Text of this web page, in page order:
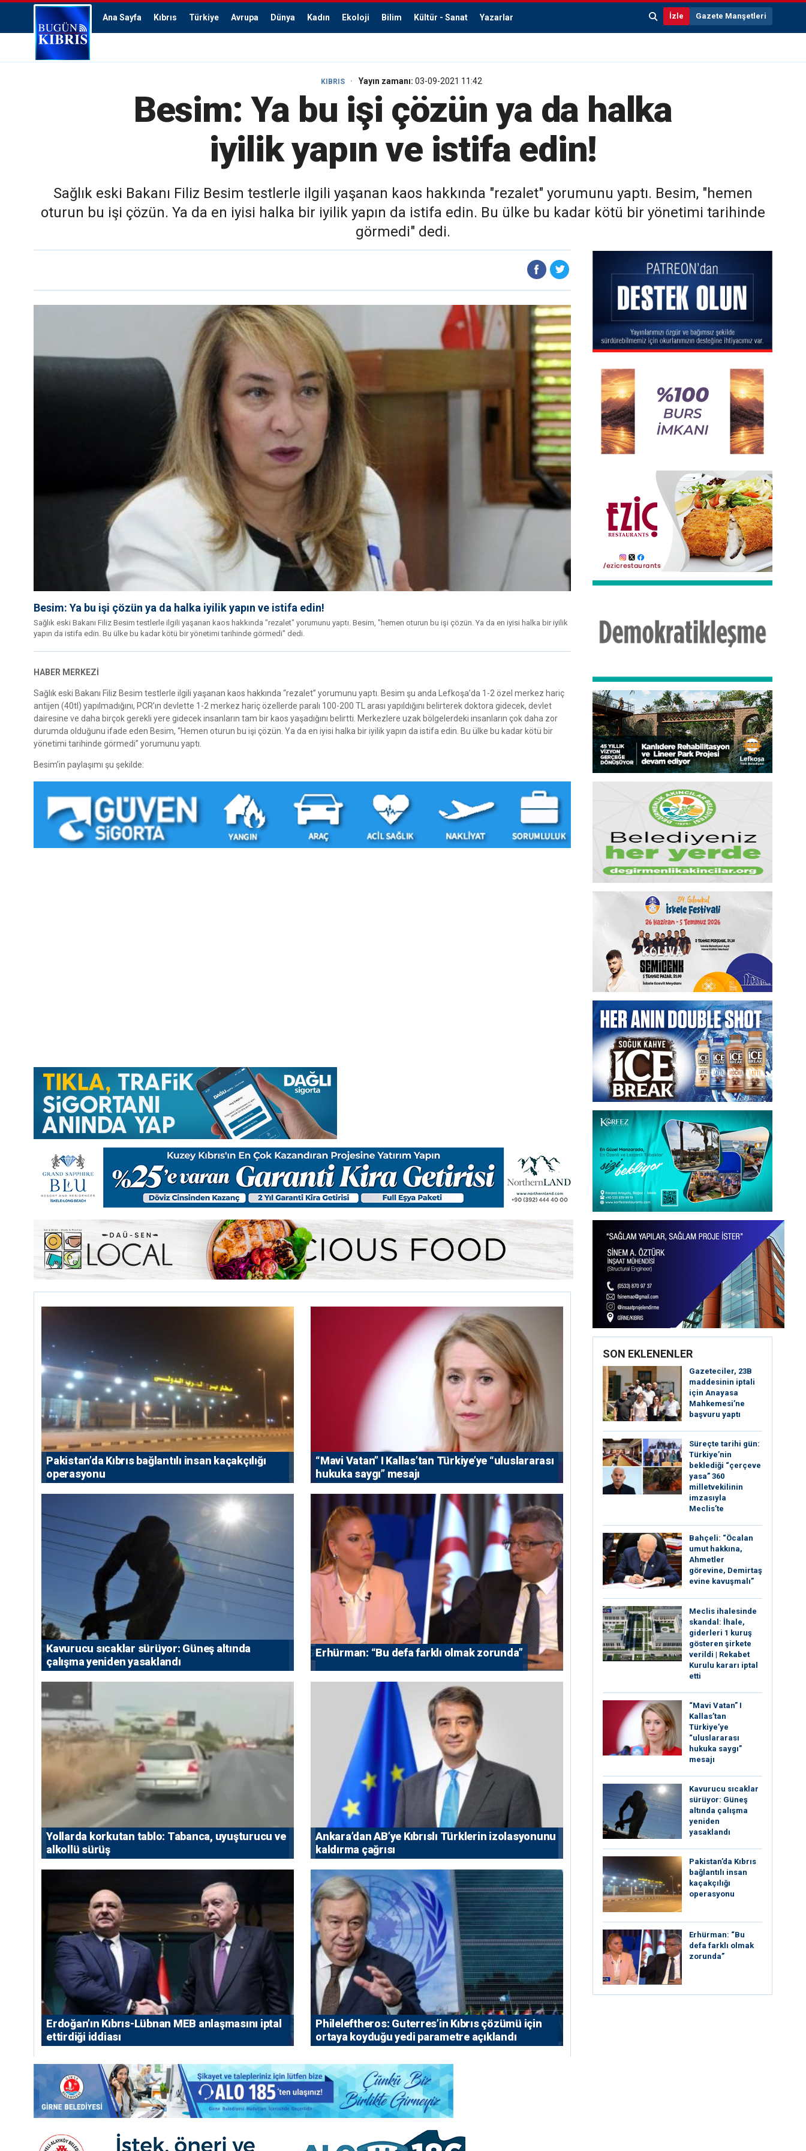
Ana Sayfa Kıbrıs Türkiye Avrupa Dünya Kadın Ekoloji Bilim Kültür - Sanat Yazarlar İzle Gazete Manşetleri
KIBRIS Yayın zamanı: 03-09-2021 11:42
Besim: Ya bu işi çözün ya da halka
iyilik yapın ve istifa edin!
Sağlık eski Bakanı Filiz Besim testlerle ilgili yaşanan kaos hakkında "rezalet" yorumunu yaptı. Besim, "hemen
oturun bu işi çözün. Ya da en iyisi halka bir iyilik yapın da istifa edin. Bu ülke bu kadar kötü bir yönetimi tarihinde
görmedi" dedi.
Besim: Ya bu işi çözün ya da halka iyilik yapın ve istifa edin!
Sağlık eski Bakanı Filiz Besim testlerle ilgili yaşanan kaos hakkında "rezalet" yorumunu yaptı. Besim, "hemen oturun bu işi çözün. Ya da en iyisi halka bir iyilik
yapın da istifa edin. Bu ülke bu kadar kötü bir yönetimi tarihinde görmedi" dedi.
HABER MERKEZİ
Sağlık eski Bakanı Filiz Besim testlerle ilgili yaşanan kaos hakkında “rezalet” yorumunu yaptı. Besim şu anda Lefkoşa’da 1-2 özel merkez hariç
antijen (40tl) yapılmadığını, PCR’ın devlette 1-2 merkez hariç özellerde paralı 100-200 TL arası yapıldığını belirterek doktora gidecek, devlet
dairesine ve daha birçok gerekli yere gidecek insanların tam bir kaos yaşadığını belirtti. Merkezlere uzak bölgelerdeki insanların çok daha zor
durumda olduğunu ifade eden Besim, “Hemen oturun bu işi çözün. Ya da en iyisi halka bir iyilik yapın da istifa edin. Bu ülke bu kadar kötü bir
yönetimi tarihinde görmedi” yorumunu yaptı.
Besim’in paylaşımı şu şekilde:
Pakistan’da Kıbrıs bağlantılı insan kaçakçılığı
operasyonu
“Mavi Vatan” I Kallas’tan Türkiye’ye “uluslararası
hukuka saygı” mesajı
Kavurucu sıcaklar sürüyor: Güneş altında
çalışma yeniden yasaklandı
Erhürman: “Bu defa farklı olmak zorunda”
Yollarda korkutan tablo: Tabanca, uyuşturucu ve
alkollü sürüş
Ankara’dan AB’ye Kıbrıslı Türklerin izolasyonunu
kaldırma çağrısı
Erdoğan’ın Kıbrıs-Lübnan MEB anlaşmasını iptal
ettirdiği iddiası
Phileleftheros: Guterres’in Kıbrıs çözümü için
ortaya koyduğu yedi parametre açıklandı
SON EKLENENLER
Gazeteciler, 23B
maddesinin iptali
için Anayasa
Mahkemesi’ne
başvuru yaptı
Süreçte tarihi gün:
Türkiye’nin
beklediği “çerçeve
yasa” 360
milletvekilinin
imzasıyla
Meclis’te
Bahçeli: “Öcalan
umut hakkına,
Ahmetler
görevine, Demirtaş
evine kavuşmalı”
Meclis ihalesinde
skandal: İhale,
giderleri 1 kuruş
gösteren şirkete
verildi | Rekabet
Kurulu kararı iptal
etti
“Mavi Vatan” I
Kallas’tan
Türkiye’ye
“uluslararası
hukuka saygı”
mesajı
Kavurucu sıcaklar
sürüyor: Güneş
altında çalışma
yeniden
yasaklandı
Pakistan’da Kıbrıs
bağlantılı insan
kaçakçılığı
operasyonu
Erhürman: “Bu
defa farklı olmak
zorunda”